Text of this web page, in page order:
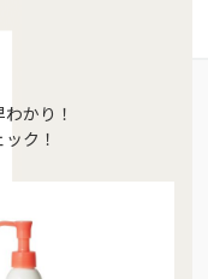
かり！
ク！